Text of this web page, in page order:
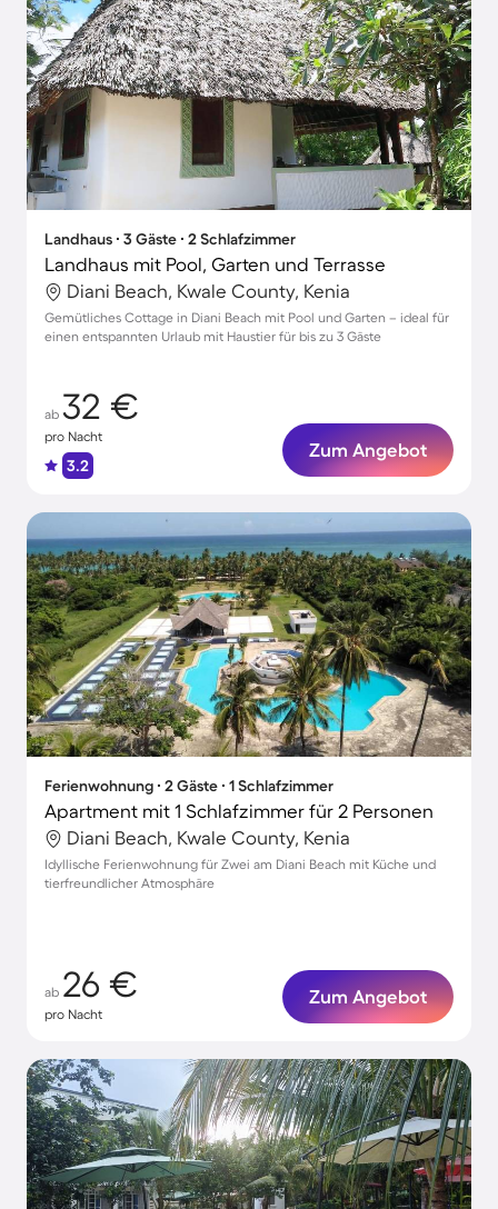
Landhaus ∙ 3 Gäste ∙ 2 Schlafzimmer
Landhaus mit Pool, Garten und Terrasse
Diani Beach, Kwale County, Kenia
Gemütliches Cottage in Diani Beach mit Pool und Garten – ideal für
einen entspannten Urlaub mit Haustier für bis zu 3 Gäste
ab 32 €
pro Nacht
3.2
Zum Angebot
Ferienwohnung ∙ 2 Gäste ∙ 1 Schlafzimmer
Apartment mit 1 Schlafzimmer für 2 Personen
Diani Beach, Kwale County, Kenia
Idyllische Ferienwohnung für Zwei am Diani Beach mit Küche und
tierfreundlicher Atmosphäre
ab 26 €
pro Nacht
Zum Angebot